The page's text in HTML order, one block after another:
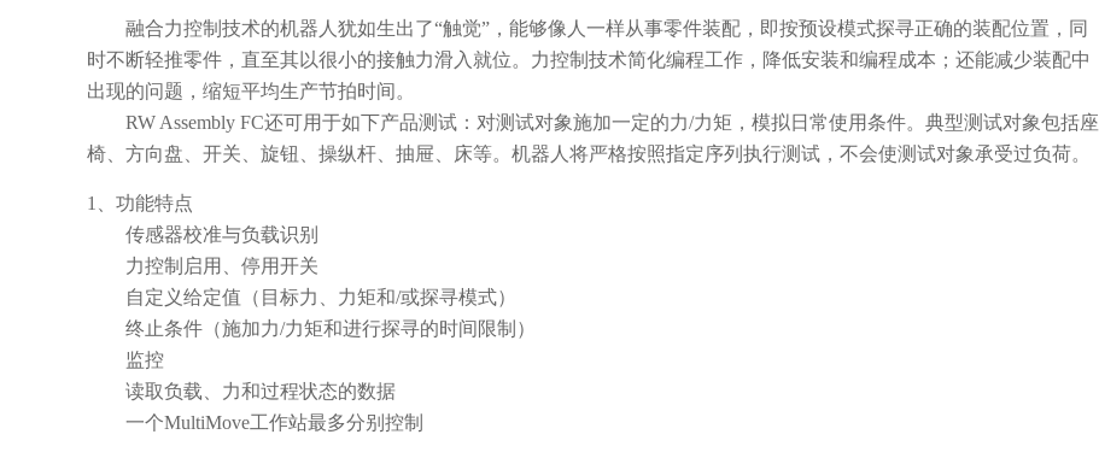
融合力控制技术的机器人犹如生出了“触觉”，能够像人一样从事零件装配，即按预设模式探寻正确的装配位置，同
时不断轻推零件，直至其以很小的接触力滑入就位。力控制技术简化编程工作，降低安装和编程成本；还能减少装配中
出现的问题，缩短平均生产节拍时间。
RW Assembly FC还可用于如下产品测试：对测试对象施加一定的力/力矩，模拟日常使用条件。典型测试对象包括座
椅、方向盘、开关、旋钮、操纵杆、抽屉、床等。机器人将严格按照指定序列执行测试，不会使测试对象承受过负荷。
1、功能特点
传感器校准与负载识别
力控制启用、停用开关
自定义给定值（目标力、力矩和/或探寻模式）
终止条件（施加力/力矩和进行探寻的时间限制）
监控
读取负载、力和过程状态的数据
一个MultiMove工作站最多分别控制